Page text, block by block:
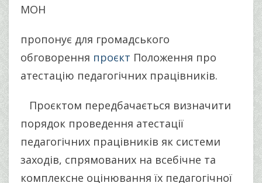
МОН
пропонує для громадського
обговорення проєкт Положення про
атестацію педагогічних працівників.
Проєктом передбачається визначити
порядок проведення атестації
педагогічних працівників як системи
заходів, спрямованих на всебічне та
комплексне оцінювання їх педагогічної